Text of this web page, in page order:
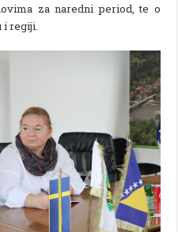
za naredni period, te o
regiji.